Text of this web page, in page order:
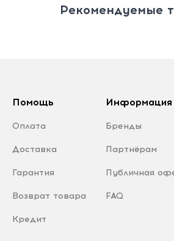
Рекомендуемые
Помощь
Оплата
Доставка
Гарантия
Возврат товара
Кредит
Информация
Бренды
Партнёрам
Публичная
FAQ